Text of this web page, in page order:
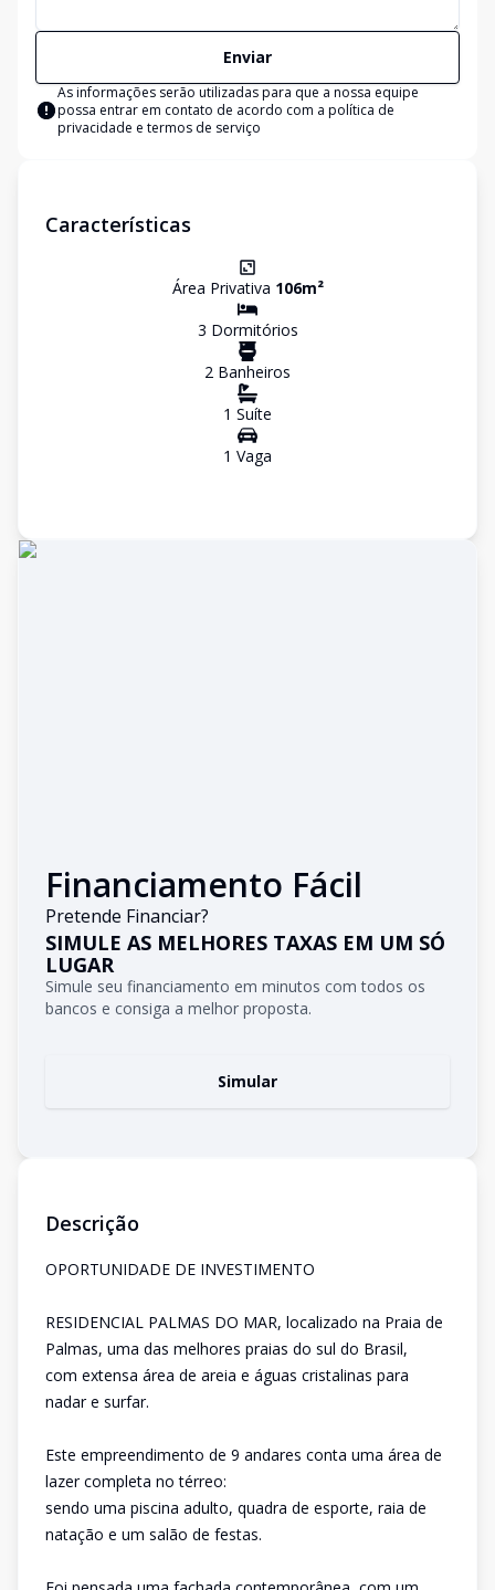
Enviar
As informações serão utilizadas para que a nossa equipe
possa entrar em contato de acordo com a política de
privacidade e termos de serviço
Características
Área Privativa 106m²
3 Dormitórios
2 Banheiros
1 Suíte
1 Vaga
Financiamento Fácil
Pretende Financiar?
SIMULE AS MELHORES TAXAS EM UM SÓ
LUGAR
Simule seu financiamento em minutos com todos os
bancos e consiga a melhor proposta.
Simular
Descrição
OPORTUNIDADE DE INVESTIMENTO
RESIDENCIAL PALMAS DO MAR, localizado na Praia de
Palmas, uma das melhores praias do sul do Brasil,
com extensa área de areia e águas cristalinas para
nadar e surfar.
Este empreendimento de 9 andares conta uma área de
lazer completa no térreo:
sendo uma piscina adulto, quadra de esporte, raia de
natação e um salão de festas.